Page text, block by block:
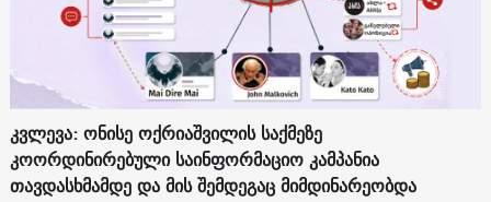
კვლევა: ონისე ოქრიაშვილის საქმეზე
კოორდინირებული საინფორმაციო კამპანია
თავდასხმამდე და მის შემდეგაც მიმდინარეობდა